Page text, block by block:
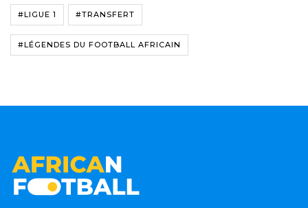
#LIGUE 1 #TRANSFERT
#LÉGENDES DU FOOTBALL AFRICAIN